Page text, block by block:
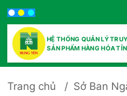
HỆ THỐNG QUẢN LÝ
SẢN PHẨM HÀNG HÓA
Trang chủ Sở Ban